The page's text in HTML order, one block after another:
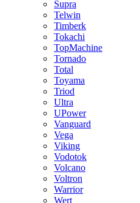
Supra
Telwin
Timberk
Tokachi
TopMachine
Tornado
Total
Toyama
Triod
Ultra
UPower
Vanguard
Vega
Viking
Vodotok
Volcano
Voltron
Warrior
Wert